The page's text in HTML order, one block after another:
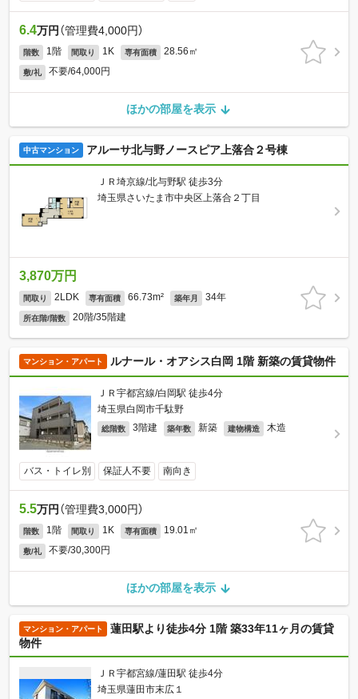
6.4万円 （管理費4,000円）
階数 1階 間取り 1K 専有面積 28.56㎡
敷/礼 不要/64,000円
ほかの部屋を表示
中古マンション アルーサ北与野ノースピア上落合２号棟
ＪＲ埼京線/北与野駅 徒歩3分
埼玉県さいたま市中央区上落合２丁目
3,870万円
間取り 2LDK 専有面積 66.73m² 築年月 34年
所在階/階数 20階/35階建
マンション・アパート ルナール・オアシス白岡 1階 新築の賃貸物件
ＪＲ宇都宮線/白岡駅 徒歩4分
埼玉県白岡市千駄野
総階数 3階建 築年数 新築 建物構造 木造
バス・トイレ別 保証人不要 南向き
5.5万円 （管理費3,000円）
階数 1階 間取り 1K 専有面積 19.01㎡
敷/礼 不要/30,300円
ほかの部屋を表示
マンション・アパート
蓮田駅より徒歩4分 1階 築33年11ヶ月の賃貸
物件
ＪＲ宇都宮線/蓮田駅 徒歩4分
埼玉県蓮田市末広１